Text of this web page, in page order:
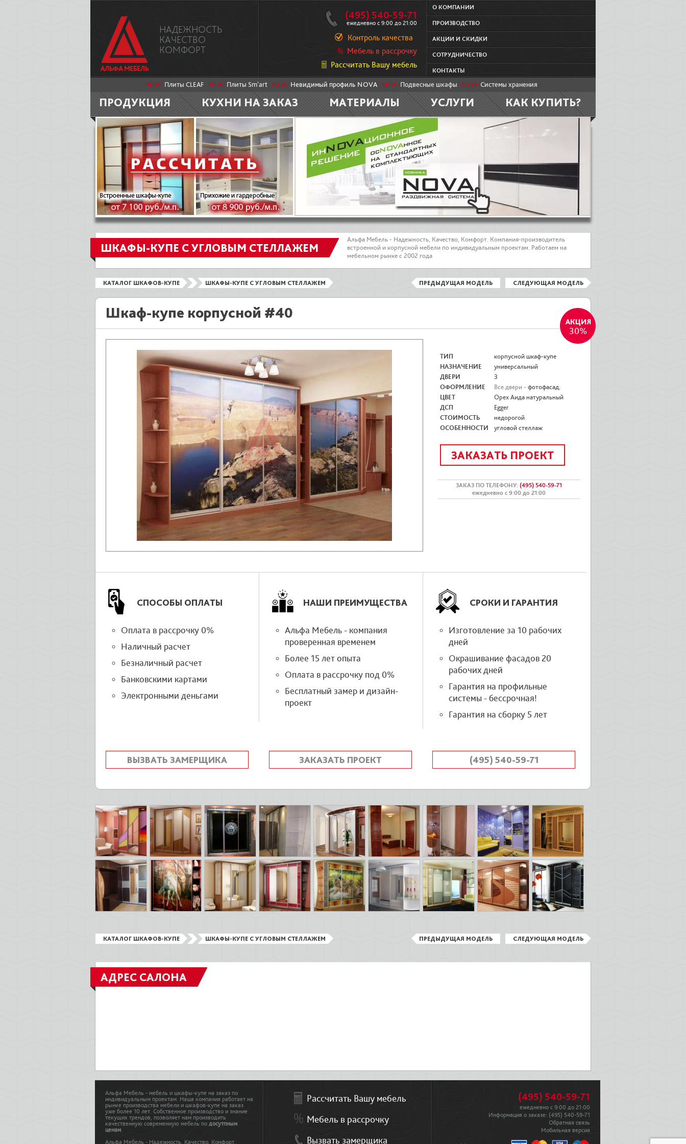
НАДЕЖНОСТЬ
КАЧЕСТВО
КОМФОРТ
(495) 540-59-71
ежедневно с 9:00 до 21:00
Контроль качества
Мебель в рассрочку
Рассчитать Вашу мебель
О КОМПАНИИ
ПРОИЗВОДСТВО
АКЦИИ И СКИДКИ
СОТРУДНИЧЕСТВО
КОНТАКТЫ
NEW: Плиты CLEAF NEW: Плиты Sm'art NEW: Невидимый профиль NOVA NEW: Подвесные шкафы NEW: Системы хранения
ПРОДУКЦИЯ КУХНИ НА ЗАКАЗ МАТЕРИАЛЫ УСЛУГИ КАК КУПИТЬ?
ШКАФЫ-КУПЕ С УГЛОВЫМ СТЕЛЛАЖЕМ
Альфа Мебель - Надежность, Качество, Комфорт. Компания-производитель
встроенной и корпусной мебели по индивидуальным проектам. Работаем на
мебельном рынке с 2002 года
КАТАЛОГ ШКАФОВ-КУПЕ ШКАФЫ-КУПЕ С УГЛОВЫМ СТЕЛЛАЖЕМ ПРЕДЫДУЩАЯ МОДЕЛЬ СЛЕДУЮЩАЯ МОДЕЛЬ
Шкаф-купе корпусной #40
ТИП
корпусной шкаф-купе
НАЗНАЧЕНИЕ
универсальный
ДВЕРИ
3
ОФОРМЛЕНИЕ
Все двери - фотофасад;
ЦВЕТ
Орех Аида натуральный
ДСП
Egger
СТОИМОСТЬ
недорогой
ОСОБЕННОСТИ
угловой стеллаж
ЗАКАЗАТЬ ПРОЕКТ
ЗАКАЗ ПО ТЕЛЕФОНУ: (495) 540-59-71
ежедневно с 9:00 до 21:00
30%
СПОСОБЫ ОПЛАТЫ
Оплата в рассрочку 0%
Наличный расчет
Безналичный расчет
Банковскими картами
Электронными деньгами
НАШИ ПРЕИМУЩЕСТВА
Альфа Мебель - компания
проверенная временем
Более 15 лет опыта
Оплата в рассрочку под 0%
Бесплатный замер и дизайн-
проект
СРОКИ И ГАРАНТИЯ
Изготовление за 10 рабочих
дней
Окрашивание фасадов 20
рабочих дней
Гарантия на профильные
системы - бессрочная!
Гарантия на сборку 5 лет
ВЫЗВАТЬ ЗАМЕРЩИКА ЗАКАЗАТЬ ПРОЕКТ (495) 540-59-71
КАТАЛОГ ШКАФОВ-КУПЕ ШКАФЫ-КУПЕ С УГЛОВЫМ СТЕЛЛАЖЕМ ПРЕДЫДУЩАЯ МОДЕЛЬ СЛЕДУЮЩАЯ МОДЕЛЬ
АДРЕС САЛОНА
Альфа Мебель - мебель и шкафы-купе на заказ по
индивидуальным проектам. Наша компания работает на
рынке производства мебели и шкафов-купе на заказ
уже более 10 лет. Собственное производство и знание
текущих трендов, позволяет нам производить
качественную современную мебель по досутпным
ценам.
Альфа Мебель - Надежность. Качество. Комфорт.
Рассчитать Вашу мебель
Мебель в рассрочку
Вызвать замерщика
(495) 540-59-71
ежедневно с 9:00 до 21:00
Информация о заказе: (495) 540-59-71
Обратная связь
Мобильная версия